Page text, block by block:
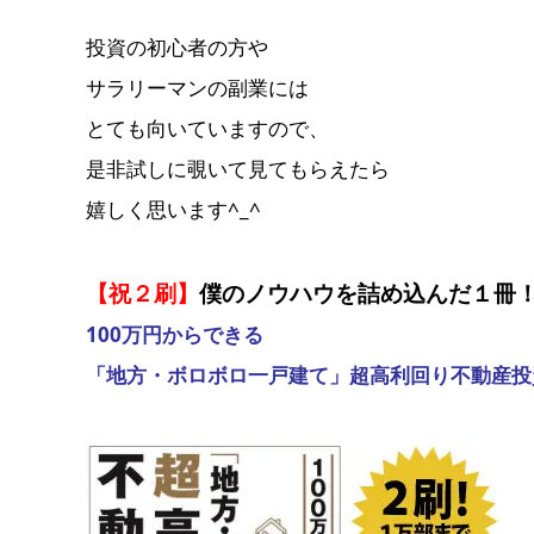
投資の初心者の方や
サラリーマンの副業には
とても向いていますので、
是非試しに覗いて見てもらえたら
嬉しく思います^_^
【祝２刷】 僕のノウハウを詰め込んだ１冊
100万円からできる
「地方・ボロボロ一戸建て」超高利回り不動産